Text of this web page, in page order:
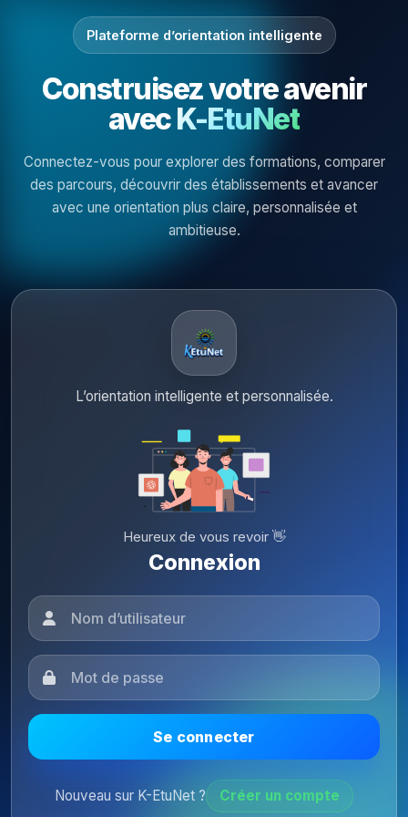
Plateforme d’orientation intelligente
Construisez votre avenir
avecK-EtuNet
Connectez-vous pour explorer des formations, comparer
des parcours, découvrir des établissements et avancer
avec une orientation plus claire, personnalisée et
ambitieuse.
L’orientation intelligente et personnalisée.
Heureux de vous revoir 👋
Connexion
Se connecter
Nouveau sur K-EtuNet ? Créer un compte